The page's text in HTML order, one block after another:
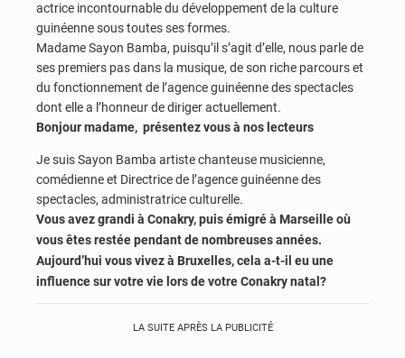
actrice incontournable du développement de la culture
guinéenne sous toutes ses formes.
Madame Sayon Bamba, puisqu’il s’agit d’elle, nous parle de
ses premiers pas dans la musique, de son riche parcours et
du fonctionnement de l’agence guinéenne des spectacles
dont elle a l’honneur de diriger actuellement.
Bonjour madame, présentez vous à nos lecteurs
Je suis Sayon Bamba artiste chanteuse musicienne,
comédienne et Directrice de l’agence guinéenne des
spectacles, administratrice culturelle.
Vous avez grandi à Conakry, puis émigré à Marseille où
vous êtes restée pendant de nombreuses années.
Aujourd’hui vous vivez à Bruxelles, cela a-t-il eu une
influence sur votre vie lors de votre Conakry natal?
LA SUITE APRÈS LA PUBLICITÉ